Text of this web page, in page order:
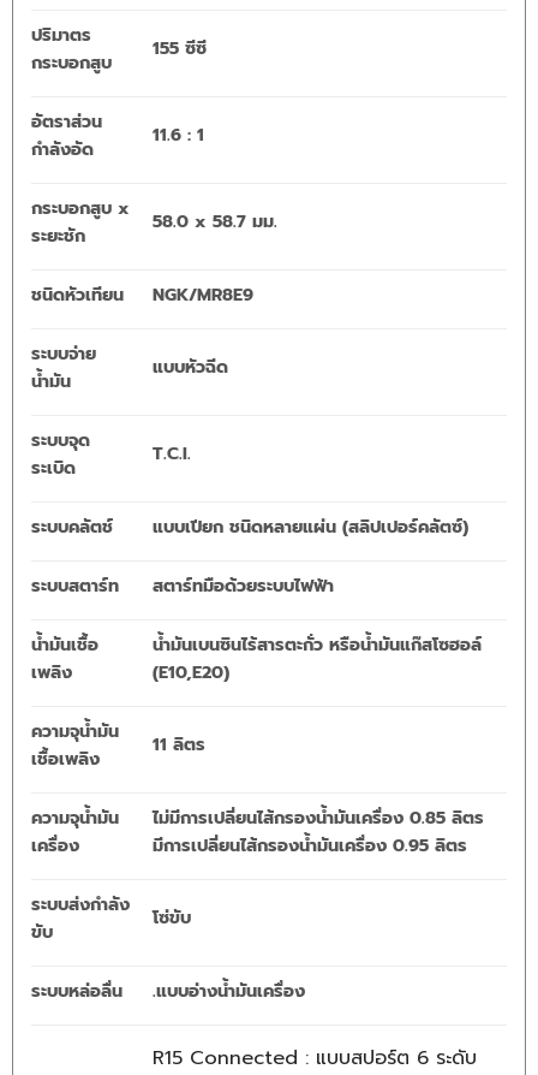
ปริมาตร
กระบอกสูบ
155 ซีซี
อัตราส่วน
กำลังอัด
11.6 : 1
กระบอกสูบ x
ระยะชัก
58.0 x 58.7 มม.
ชนิดหัวเทียน NGK/MR8E9
ระบบจ่าย
น้ำมัน
แบบหัวฉีด
ระบบจุด
ระเบิด
T.C.I.
ระบบคลัตช์ แบบเปียก ชนิดหลายแผ่น (สลิปเปอร์คลัตซ์)
ระบบสตาร์ท สตาร์ทมือด้วยระบบไฟฟ้า
น้ำมันเชื้อ
เพลิง
น้ำมันเบนซินไร้สารตะกั่ว หรือน้ำมันแก๊สโซฮอล์
(E10,E20)
ความจุน้ำมัน
เชื้อเพลิง
11 ลิตร
ความจุน้ำมัน
เครื่อง
ไม่มีการเปลี่ยนไส้กรองน้ำมันเครื่อง 0.85 ลิตร
มีการเปลี่ยนไส้กรองน้ำมันเครื่อง 0.95 ลิตร
ระบบส่งกำลัง
ขับ
โซ่ขับ
ระบบหล่อลื่น .แบบอ่างน้ำมันเครื่อง
R15 Connected : แบบสปอร์ต 6 ระดับ